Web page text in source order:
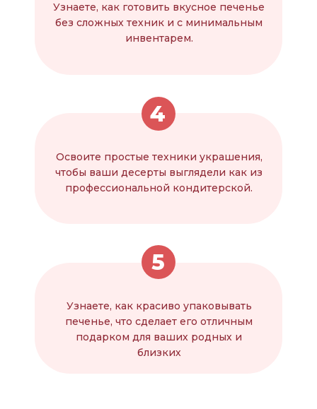
Узнаете, как готовить вкусное печенье
без сложных техник и с минимальным
инвентарем.
Узнаете, как красиво упаковывать
печенье, что сделает его отличным
подарком для ваших родных и
близких
Освоите простые техники украшения,
чтобы ваши десерты выглядели как из
профессиональной кондитерской.
4
5